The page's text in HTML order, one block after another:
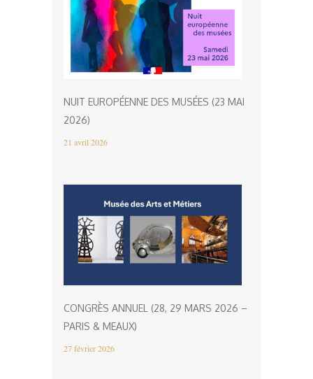
NUIT EUROPÉENNE DES MUSÉES (23 MAI
2026)
21 avril 2026
CONGRÈS ANNUEL (28, 29 MARS 2026 –
PARIS & MEAUX)
27 février 2026